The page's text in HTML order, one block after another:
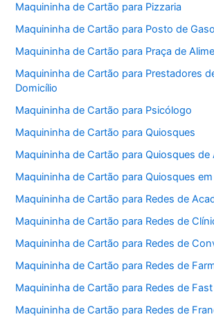
Maquininha de Cartão para Pizzaria
Maquininha de Cartão para Posto de
Maquininha de Cartão para Praça de
Maquininha de Cartão para Prestadores
Domicílio
Maquininha de Cartão para Psicólogo
Maquininha de Cartão para Quiosques
Maquininha de Cartão para Quiosques
Maquininha de Cartão para Quiosques
Maquininha de Cartão para Redes de
Maquininha de Cartão para Redes de
Maquininha de Cartão para Redes de
Maquininha de Cartão para Redes de
Maquininha de Cartão para Redes de
Maquininha de Cartão para Redes de